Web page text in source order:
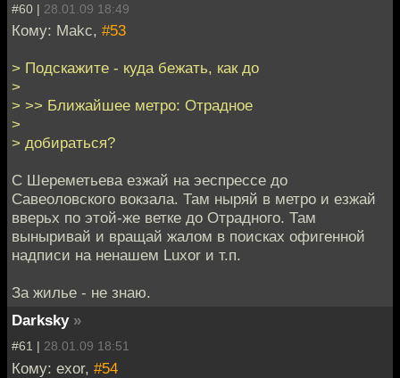
#60 | 28.01.09 18:49
Кому: Makc, #53
> Подскажите - куда бежать, как до
>
> >> Ближайшее метро: Отрадное
>
> добираться?
С Шереметьева езжай на эеспрессе до
Савеоловского вокзала. Там ныряй в метро и езжай
вверьх по этой-же ветке до Отрадного. Там
выныривай и вращай жалом в поисках офигенной
надписи на ненашем Luxor и т.п.
За жилье - не знаю.
Darksky »
#61 | 28.01.09 18:51
Кому: exor, #54